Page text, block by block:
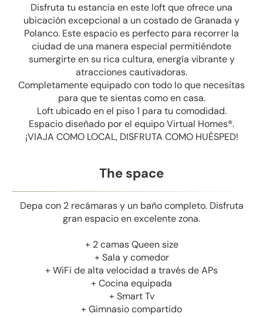
Disfruta tu estancia en este loft que ofrece una
ubicación excepcional a un costado de Granada y
Polanco. Este espacio es perfecto para recorrer la
ciudad de una manera especial permitiéndote
sumergirte en su rica cultura, energía vibrante y
atracciones cautivadoras.
Completamente equipado con todo lo que necesitas
para que te sientas como en casa.
Loft ubicado en el piso 1 para tu comodidad.
Espacio diseñado por el equipo Virtual Homes®.
¡VIAJA COMO LOCAL, DISFRUTA COMO HUÉSPED!
The space
Depa con 2 recámaras y un baño completo. Disfruta
gran espacio en excelente zona.
+ 2 camas Queen size
+ Sala y comedor
+ WiFi de alta velocidad a través de APs
+ Cocina equipada
+ Smart Tv
+ Gimnasio compartido